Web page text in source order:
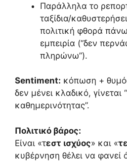
Παράλληλα το
ταξίδια/
πολιτική φθορά
εμπειρία (“δεν
πληρώνω”).
Sentiment: κόπωση +
δεν μένει κλαδικό, γίνεται
καθημερινότητας”.
Πολιτικό βάρος:
Είναι «τεστ ισχύος» και «
κυβέρνηση θέλει να φανεί